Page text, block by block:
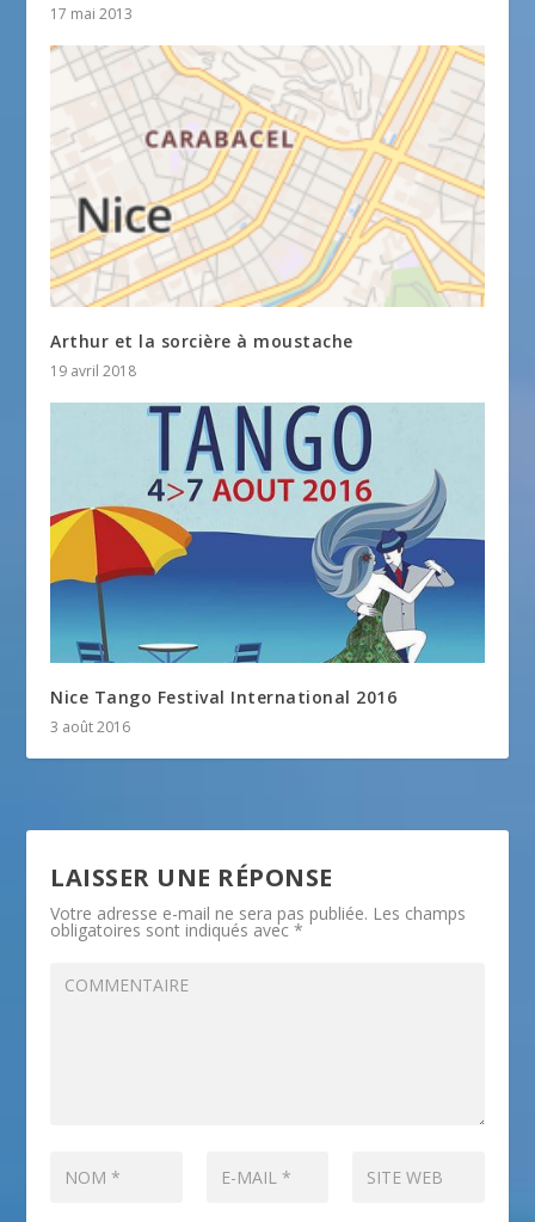
17 mai 2013
Arthur et la sorcière à moustache
19 avril 2018
Nice Tango Festival International 2016
3 août 2016
LAISSER UNE RÉPONSE
Votre adresse e-mail ne sera pas publiée. Les champs
obligatoires sont indiqués avec*